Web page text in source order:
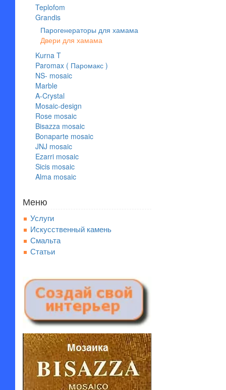
Teplofom
Grandis
Парогенераторы для хамама
Двери для хамама
Kurna T
Paromax ( Паромакс )
NS- mosaic
Marble
A-Crystal
Mosaic-design
Rose mosaic
Bisazza mosaic
Bonaparte mosaic
JNJ mosaic
Ezarri mosaic
Sicis mosaic
Alma mosaic
Меню
Услуги
Искусственный камень
Смальта
Статьи